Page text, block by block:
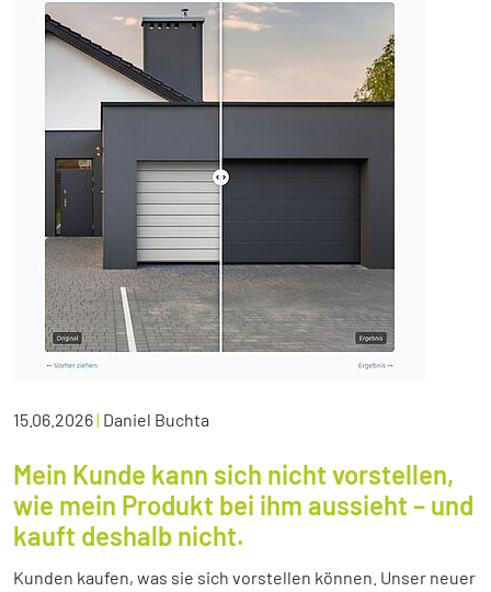
15.06.2026| Daniel Buchta
Mein Kunde kann sich nicht vorstellen,
wie mein Produkt bei ihm aussieht – und
kauft deshalb nicht.
Kunden kaufen, was sie sich vorstellen können. Unser neuer